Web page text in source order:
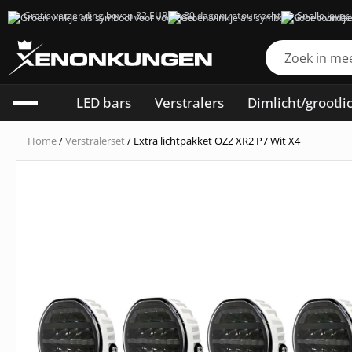
Gratis verzending boven 82 EUR 30 dagen retourrecht Snelle
LED bars Verstralers Dimlicht/
Home/Verstralerset/ Extra lichtpakket OZZ XR2 P7 Wit X4